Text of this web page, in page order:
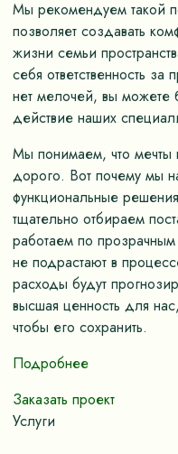
Мы рекомендуем такой
позволяет создавать
жизни семьи
себя ответственность
нет мелочей, вы можете
действие наших
Мы понимаем, что
дорого. Вот почему мы
функциональные
тщательно отбираем
работаем по
не подрастают в
расходы будут
высшая ценность для
чтобы его сохранить.
Подробнее
Заказать проект
Услуги